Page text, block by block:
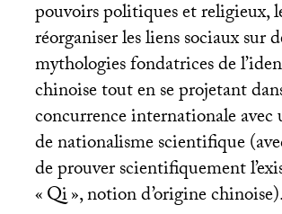
pouvoirs politiques et religieux,
réorganiser les liens sociaux sur
mythologies fondatrices de
chinoise tout en se projetant
concurrence internationale avec
de nationalisme scientifique
de prouver scientifiquement
«Qi», notion d’origine chinoise).